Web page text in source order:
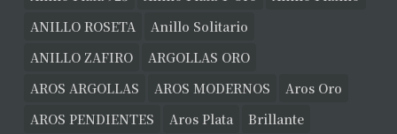
ANILLO ROSETA
Anillo Solitario
ANILLO ZAFIRO
ARGOLLAS ORO
AROS ARGOLLAS
AROS MODERNOS
Aros Oro
AROS PENDIENTES
Aros Plata
Brillante